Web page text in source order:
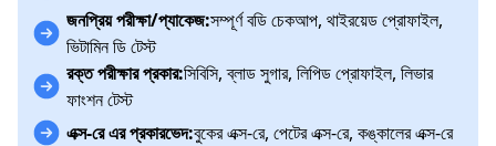
জনপ্রিয় পরীক্ষা/প্যাকেজ:সম্পূর্ণ বডি চেকআপ, থাইরয়েড প্রোফাইল,
ভিটামিন ডি টেস্ট
রক্ত পরীক্ষার প্রকার:সিবিসি, ব্লাড সুগার, লিপিড প্রোফাইল, লিভার
ফাংশন টেস্ট
এক্স-রে এর প্রকারভেদ:বুকের এক্স-রে, পেটের এক্স-রে, কঙ্কালের এক্স-রে